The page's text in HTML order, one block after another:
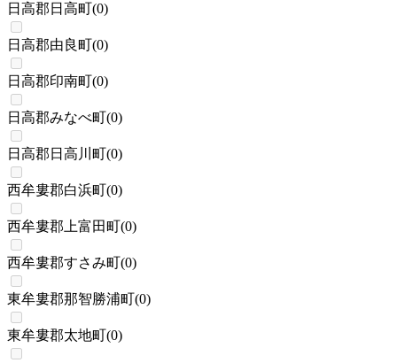
日高郡日高町(0)
日高郡由良町(0)
日高郡印南町(0)
日高郡みなべ町(0)
日高郡日高川町(0)
西牟婁郡白浜町(0)
西牟婁郡上富田町(0)
西牟婁郡すさみ町(0)
東牟婁郡那智勝浦町(0)
東牟婁郡太地町(0)